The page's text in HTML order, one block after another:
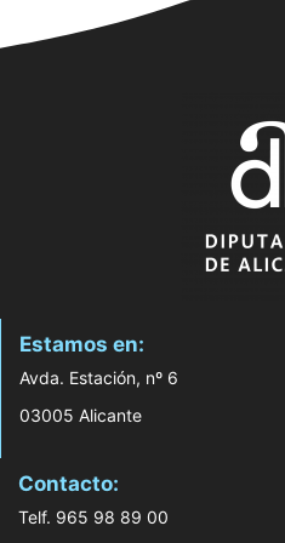
Estamos en:
Avda. Estación, nº 6
03005 Alicante
Contacto:
Telf. 965 98 89 00